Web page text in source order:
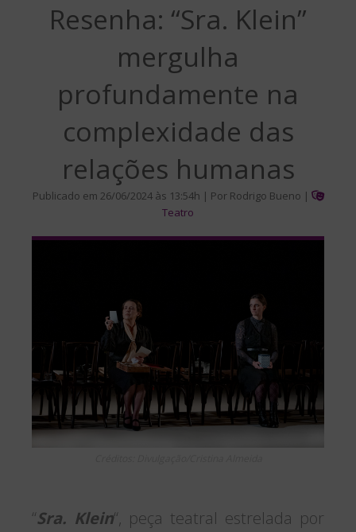
Resenha: “Sra. Klein”
mergulha
profundamente na
complexidade das
relações humanas
Publicado em 26/06/2024 às 13:54h | Por Rodrigo Bueno |
Teatro
“Sra. Klein“, peça teatral estrelada por